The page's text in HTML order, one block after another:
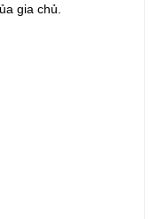
gia chủ.